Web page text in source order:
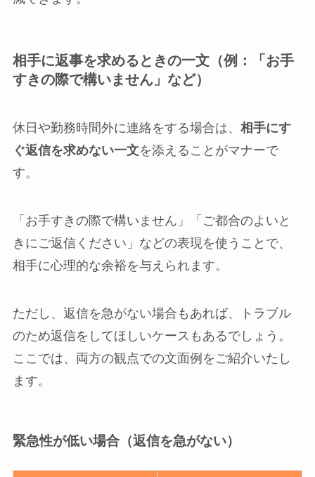
相手に返事を求めるときの一文（例：「お手
すきの際で構いません」など）
休日や勤務時間外に連絡をする場合は、 相手にす
ぐ返信を求めない一文を添えることがマナーで
す。
「お手すきの際で構いません」「ご都合のよいと
きにご返信ください」などの表現を使うことで、
相手に心理的な余裕を与えられます。
ただし、返信を急がない場合もあれば、トラブル
のため返信をしてほしいケースもあるでしょう。
ここでは、両方の観点での文面例をご紹介いたし
ます。
緊急性が低い場合（返信を急がない）